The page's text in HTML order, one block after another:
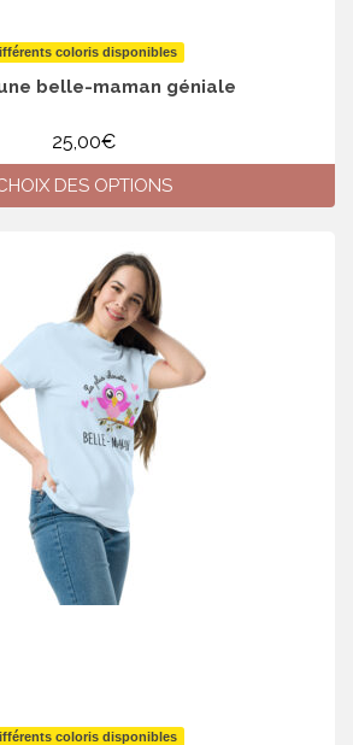
coloris disponibles
belle-maman géniale
25,00€
DES OPTIONS
plusieurs
variations.
Les
options
peuvent
être
choisies
page
du
produit
coloris disponibles